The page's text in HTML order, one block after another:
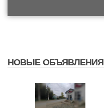
НОВЫЕ ОБЪЯВЛЕНИЯ